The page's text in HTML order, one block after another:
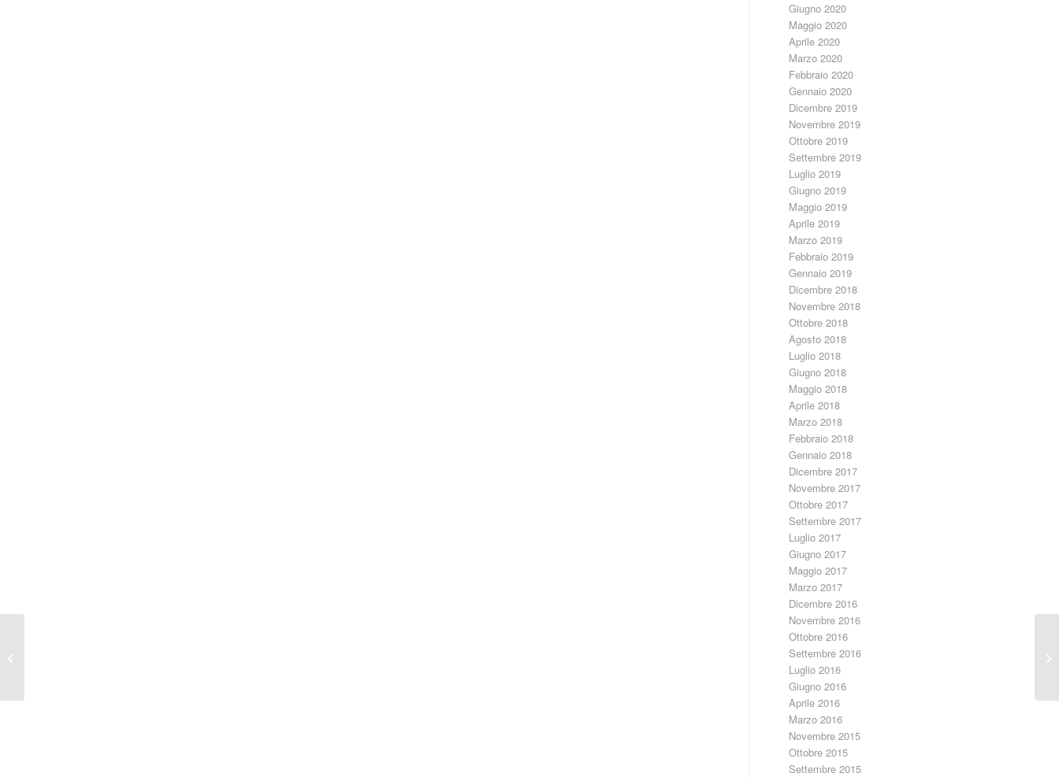
Giugno 2020
Maggio 2020
Aprile 2020
Marzo 2020
Febbraio 2020
Gennaio 2020
Dicembre 2019
Novembre 2019
Ottobre 2019
Settembre 2019
Luglio 2019
Giugno 2019
Maggio 2019
Aprile 2019
Marzo 2019
Febbraio 2019
Gennaio 2019
Dicembre 2018
Novembre 2018
Ottobre 2018
Agosto 2018
Luglio 2018
Giugno 2018
Maggio 2018
Aprile 2018
Marzo 2018
Febbraio 2018
Gennaio 2018
Dicembre 2017
Novembre 2017
Ottobre 2017
Settembre 2017
Luglio 2017
Giugno 2017
Maggio 2017
Marzo 2017
Dicembre 2016
Novembre 2016
Ottobre 2016
Settembre 2016
Luglio 2016
Giugno 2016
Aprile 2016
Marzo 2016
Novembre 2015
Ottobre 2015
Settembre 2015